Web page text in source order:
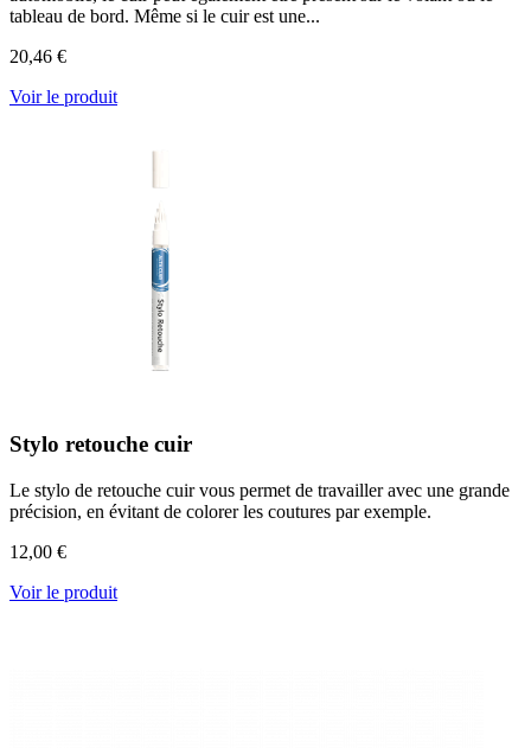
tableau de bord. Même si le cuir est une...
20,46 €
Voir le produit
Stylo retouche cuir
Le stylo de retouche cuir vous permet de travailler avec une grande
précision, en évitant de colorer les coutures par exemple.
12,00 €
Voir le produit